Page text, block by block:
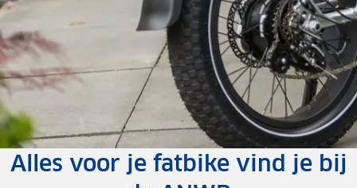
Vergelijk verschillende
Alles voor je fatbike vind je bij